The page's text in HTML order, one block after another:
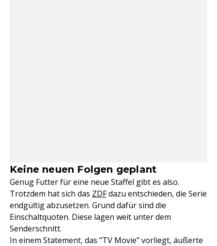
Keine neuen Folgen geplant
Genug Futter für eine neue Staffel gibt es also.
Trotzdem hat sich das ZDFdazu entschieden, die Serie
endgültig abzusetzen. Grund dafür sind die
Einschaltquoten. Diese lagen weit unter dem
Senderschnitt.
In einem Statement, das "TV Movie" vorliegt, äußerte